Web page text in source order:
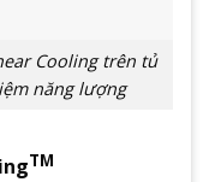
Cooling trên tủ
năng lượng
TM